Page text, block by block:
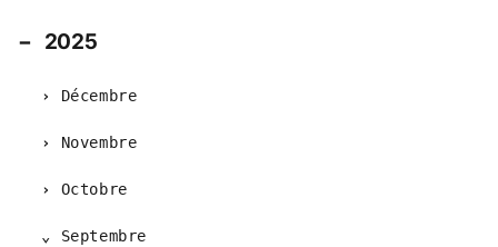
2025
Décembre
Novembre
Octobre
Septembre